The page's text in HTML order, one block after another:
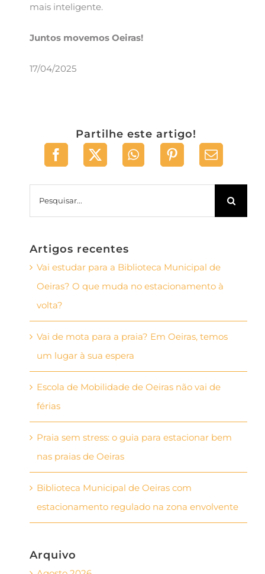
mais inteligente.
Juntos movemos Oeiras!
17/04/2025
Partilhe este artigo!
Artigos recentes
Vai estudar para a Biblioteca Municipal de
Oeiras? O que muda no estacionamento à
volta?
Vai de mota para a praia? Em Oeiras, temos
um lugar à sua espera
Escola de Mobilidade de Oeiras não vai de
férias
Praia sem stress: o guia para estacionar bem
nas praias de Oeiras
Biblioteca Municipal de Oeiras com
estacionamento regulado na zona envolvente
Arquivo